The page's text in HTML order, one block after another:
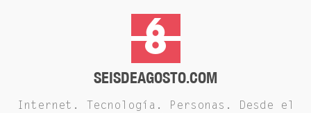
SEISDEAGOSTO.COM
Internet. Tecnología. Personas. Desde el